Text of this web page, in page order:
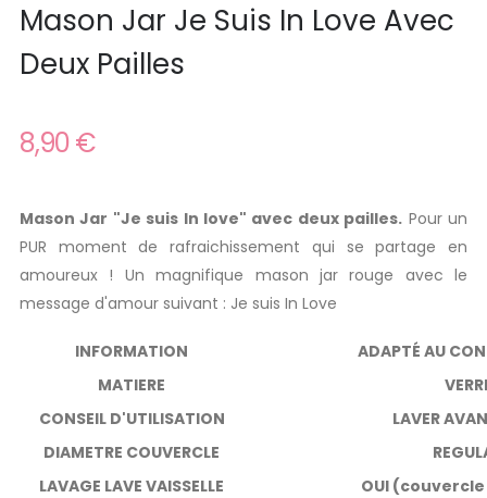
Mason Jar Je Suis In Love Avec
Deux Pailles
8,90 €
Mason Jar "Je suis In love" avec deux pailles. Pour un
PUR moment de rafraichissement qui se partage en
amoureux ! Un magnifique mason jar rouge avec le
message d'amour suivant : Je suis In Love
INFORMATION
ADAPTÉ AU
MATIERE
CONSEIL D'UTILISATION
LAVER
DIAMETRE COUVERCLE
LAVAGE LAVE VAISSELLE
OUI